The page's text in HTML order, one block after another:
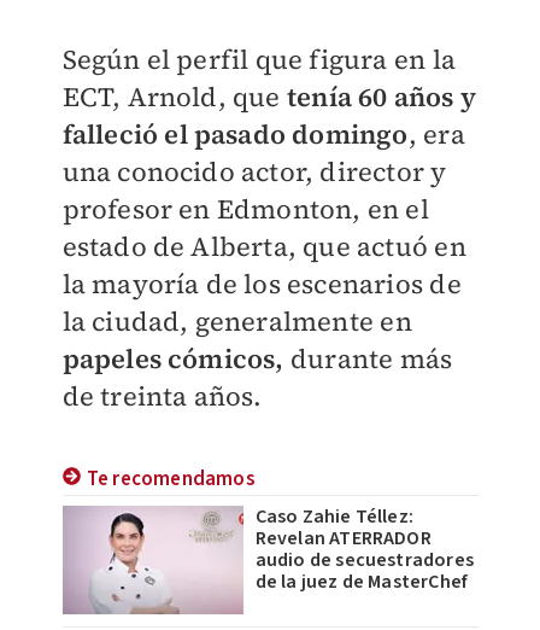
Según el perfil que figura en la
ECT, Arnold, que tenía 60 años y
falleció el pasado domingo, era
una conocido actor, director y
profesor en Edmonton, en el
estado de Alberta, que actuó en
la mayoría de los escenarios de
la ciudad, generalmente en
papeles cómicos, durante más
de treinta años.
Te recomendamos
Caso Zahie Téllez:
Revelan ATERRADOR
audio de secuestradores
de la juez de MasterChef